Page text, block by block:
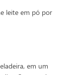
leite em pó por
em um